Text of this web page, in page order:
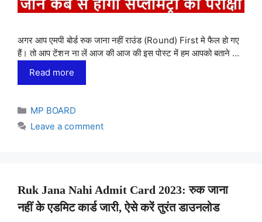
अगर आप एमपी बोर्ड रुक जाना नहीं राउंड (Round) First मे फैल हो गए
हैं। तो आप टेंशन ना लें आज की आज की इस पोस्ट में हम आपको बताने …
Read more
Categories
MP BOARD
Leave a comment
Ruk Jana Nahi Admit Card 2023: रुक जाना
नहीं के एडमिट कार्ड जारी, ऐसे करें तुरंत डाउनलोड